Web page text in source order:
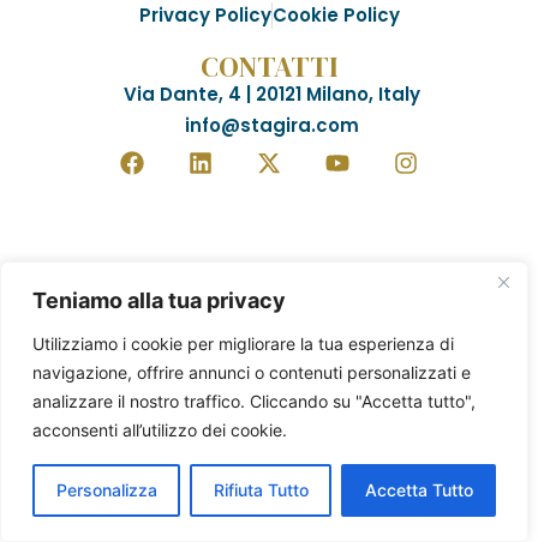
Teniamo alla tua privacy
Utilizziamo i cookie per migliorare la tua esperienza di
navigazione, offrire annunci o contenuti personalizzati e
analizzare il nostro traffico. Cliccando su "Accetta tutto",
acconsenti all’utilizzo dei cookie.
Personalizza Rifiuta Tutto Accetta Tutto
Privacy PolicyCookie Policy
CONTATTI
Via Dante, 4 | 20121 Milano, Italy
info@stagira.com